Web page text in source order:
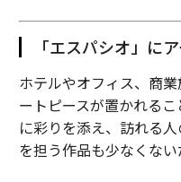
「エスパシオ」に
ホテルやオフィス、商
ートピースが置かれる
に彩りを添え、訪れる
を担う作品も少なくない